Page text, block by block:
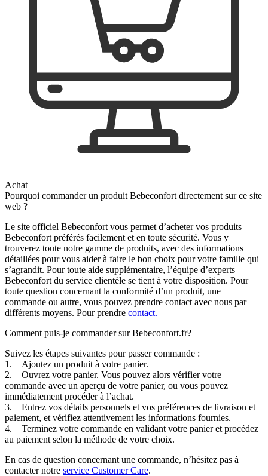
Achat
Pourquoi commander un produit Bebeconfort directement sur ce site
web ?
Le site officiel Bebeconfort vous permet d’acheter vos produits
Bebeconfort préférés facilement et en toute sécurité. Vous y
trouverez toute notre gamme de produits, avec des informations
détaillées pour vous aider à faire le bon choix pour votre famille qui
s’agrandit. Pour toute aide supplémentaire, l’équipe d’experts
Bebeconfort du service clientèle se tient à votre disposition. Pour
toute question concernant la conformité d’un produit, une
commande ou autre, vous pouvez prendre contact avec nous par
différents moyens. Pour prendre contact.
Comment puis-je commander sur Bebeconfort.fr?
Suivez les étapes suivantes pour passer commande :
1. Ajoutez un produit à votre panier.
2. Ouvrez votre panier. Vous pouvez alors vérifier votre
commande avec un aperçu de votre panier, ou vous pouvez
immédiatement procéder à l’achat.
3. Entrez vos détails personnels et vos préférences de livraison et
paiement, et vérifiez attentivement les informations fournies.
4. Terminez votre commande en validant votre panier et procédez
au paiement selon la méthode de votre choix.
En cas de question concernant une commande, n’hésitez pas à
contacter notre service Customer Care.